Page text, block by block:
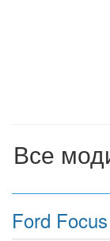
Все
Ford